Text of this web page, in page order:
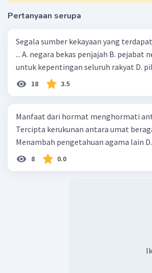
Pertanyaan serupa
Segala sumber kekayaan yang
... A. negara bekas penjajah B. pejabat negara yang berpengaruh C. pemerintah
untuk kepentingan seluruh rakyat D.
18 3.5
Manfaat dari hormat menghormati
Tercipta kerukunan antara umat
Menambah pengetahuan agama lain
8 0.0